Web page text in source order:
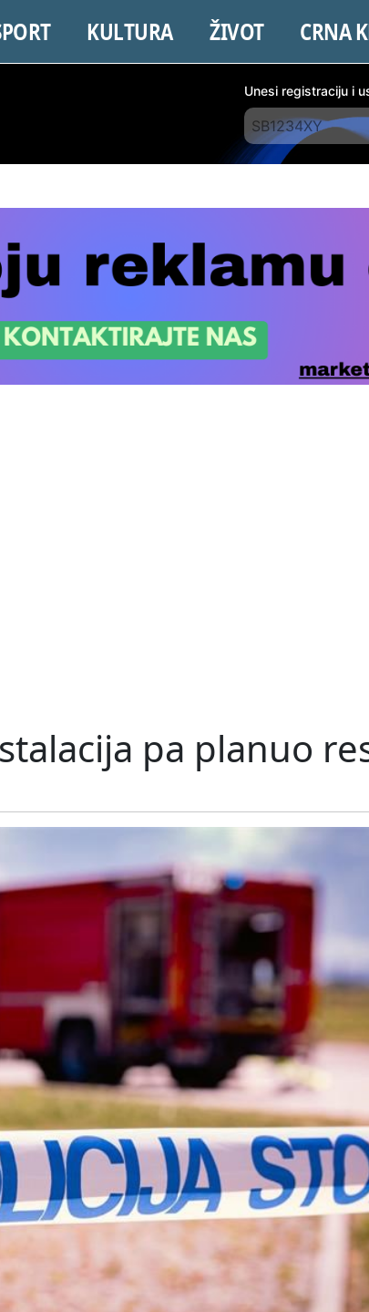
KULTURA ŽIVOT CRNA
Unesi registraciju i
pa planuo